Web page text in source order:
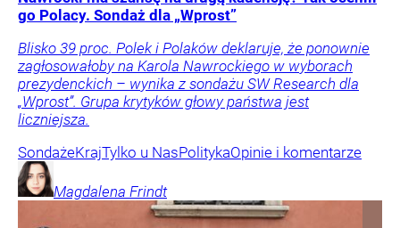
go Polacy. Sondaż dla „Wprost”
Blisko 39 proc. Polek i Polaków deklaruje, że ponownie
zagłosowałoby na Karola Nawrockiego w wyborach
prezydenckich – wynika z sondażu SW Research dla
„Wprost”. Grupa krytyków głowy państwa jest
liczniejsza.
SondażeKrajTylko u NasPolitykaOpinie i komentarze
Magdalena Frindt